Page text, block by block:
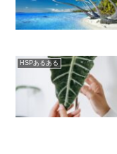
HSPあるある